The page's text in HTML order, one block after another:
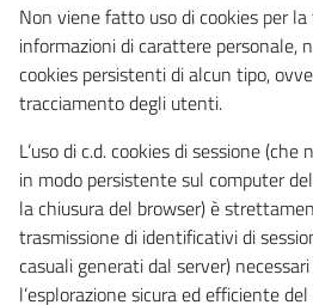
Non viene fatto uso di cookies per
informazioni di carattere personale,
cookies persistenti di alcun tipo,
tracciamento degli utenti.
L’uso di c.d. cookies di sessione
in modo persistente sul computer
la chiusura del browser) è
trasmissione di identificativi di
casuali generati dal server)
l’esplorazione sicura ed efficiente